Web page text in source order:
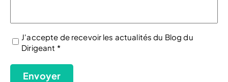
(Nécessaire)
J'accepte de recevoir les actualités du Blog du
Dirigeant *
Envoyer